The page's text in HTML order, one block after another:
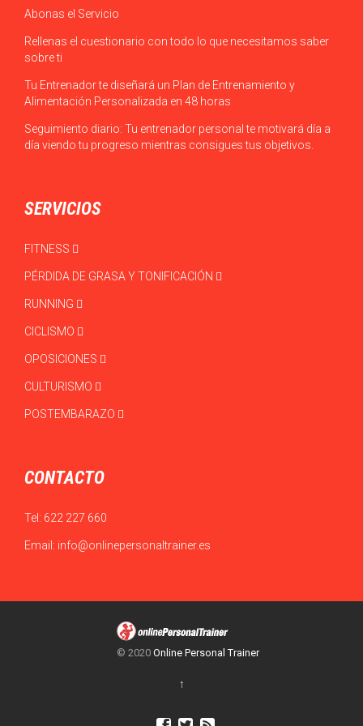
Abonas el Servicio
Rellenas el cuestionario con todo lo que necesitamos saber
sobre ti
Tu Entrenador te diseñará un Plan de Entrenamiento y
Alimentación Personalizada en 48 horas
Seguimiento diario: Tu entrenador personal te motivará día a
día viendo tu progreso mientras consigues tus objetivos.
SERVICIOS
FITNESS
PÉRDIDA DE GRASA Y TONIFICACIÓN
RUNNING
CICLISMO
OPOSICIONES
CULTURISMO
POSTEMBARAZO
CONTACTO
Tel: 622 227 660
Email: info@onlinepersonaltrainer.es
© 2020 Online Personal Trainer
↑